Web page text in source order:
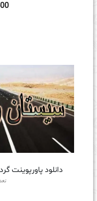
دانلود پاورپوینت